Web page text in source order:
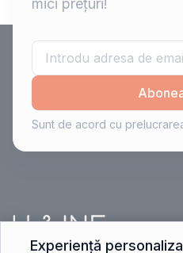
mici prețuri!
Sunt de acord cu
Experiență